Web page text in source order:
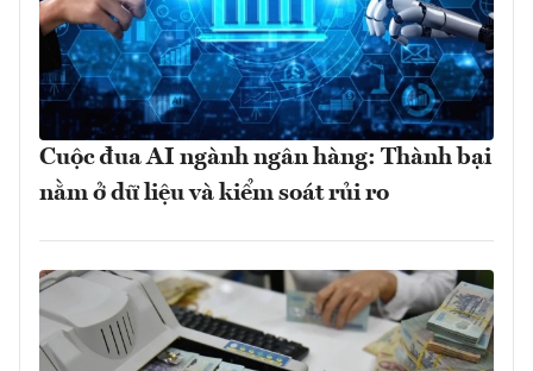
Cuộc đua AI ngành ngân hàng: Thành bại
nằm ở dữ liệu và kiểm soát rủi ro